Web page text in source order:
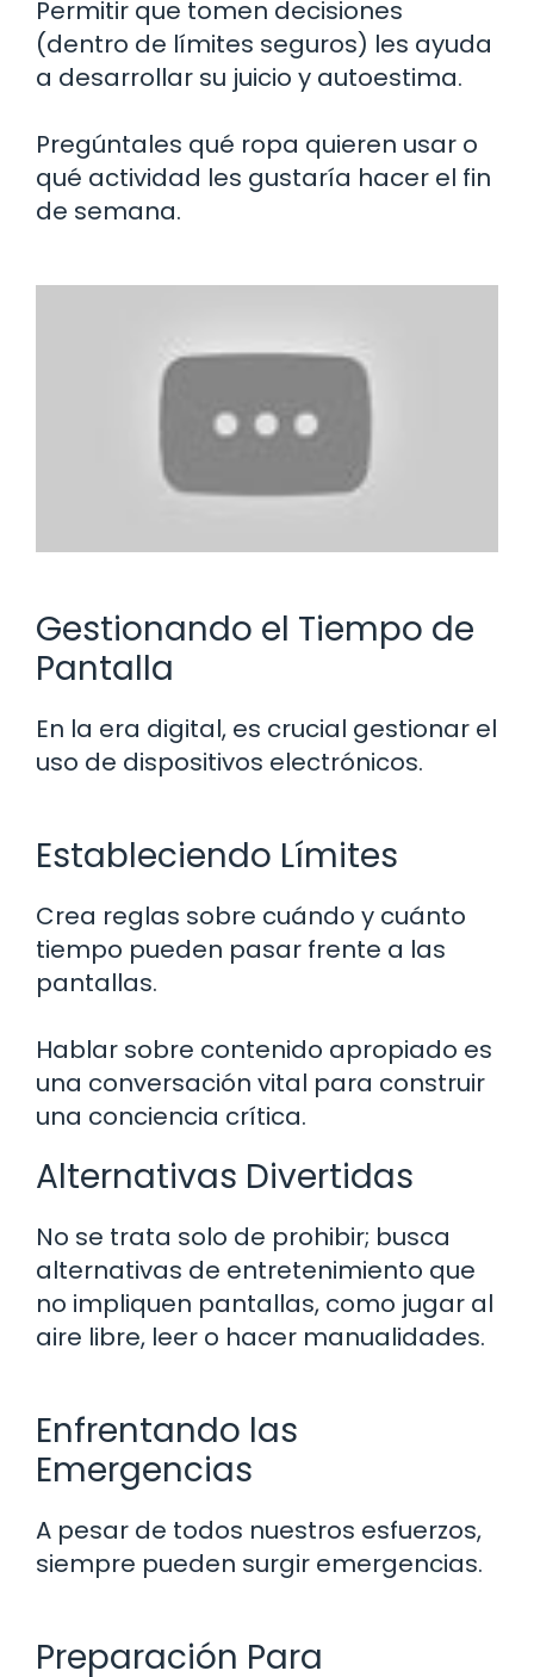
Permitir que tomen decisiones
(dentro de límites seguros) les ayuda
a desarrollar su juicio y autoestima.
Pregúntales qué ropa quieren usar o
qué actividad les gustaría hacer el fin
de semana.
Gestionando el Tiempo de
Pantalla
En la era digital, es crucial gestionar el
uso de dispositivos electrónicos.
Estableciendo Límites
Crea reglas sobre cuándo y cuánto
tiempo pueden pasar frente a las
pantallas.
Hablar sobre contenido apropiado es
una conversación vital para construir
una conciencia crítica.
Alternativas Divertidas
No se trata solo de prohibir; busca
alternativas de entretenimiento que
no impliquen pantallas, como jugar al
aire libre, leer o hacer manualidades.
Enfrentando las
Emergencias
A pesar de todos nuestros esfuerzos,
siempre pueden surgir emergencias.
Preparación Para